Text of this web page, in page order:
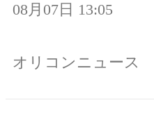
08月07日 13:05
オリコンニュース